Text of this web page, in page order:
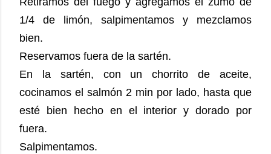
1/4 de limón, salpimentamos y mezclamos
bien.
Reservamos fuera de la sartén.
En la sartén, con un chorrito de aceite,
cocinamos el salmón 2 min por lado, hasta que
esté bien hecho en el interior y dorado por
fuera.
Salpimentamos.